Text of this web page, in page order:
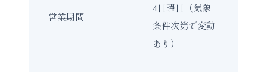
営業期間
4日曜日（気象
条件次第で変動
あり）